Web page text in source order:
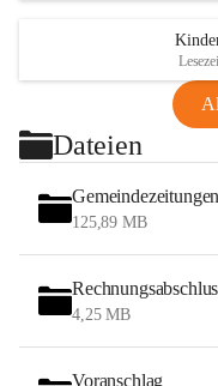
Dateien
Gemeindezeitungen
125,89 MB
4,25 MB
Voranschlag